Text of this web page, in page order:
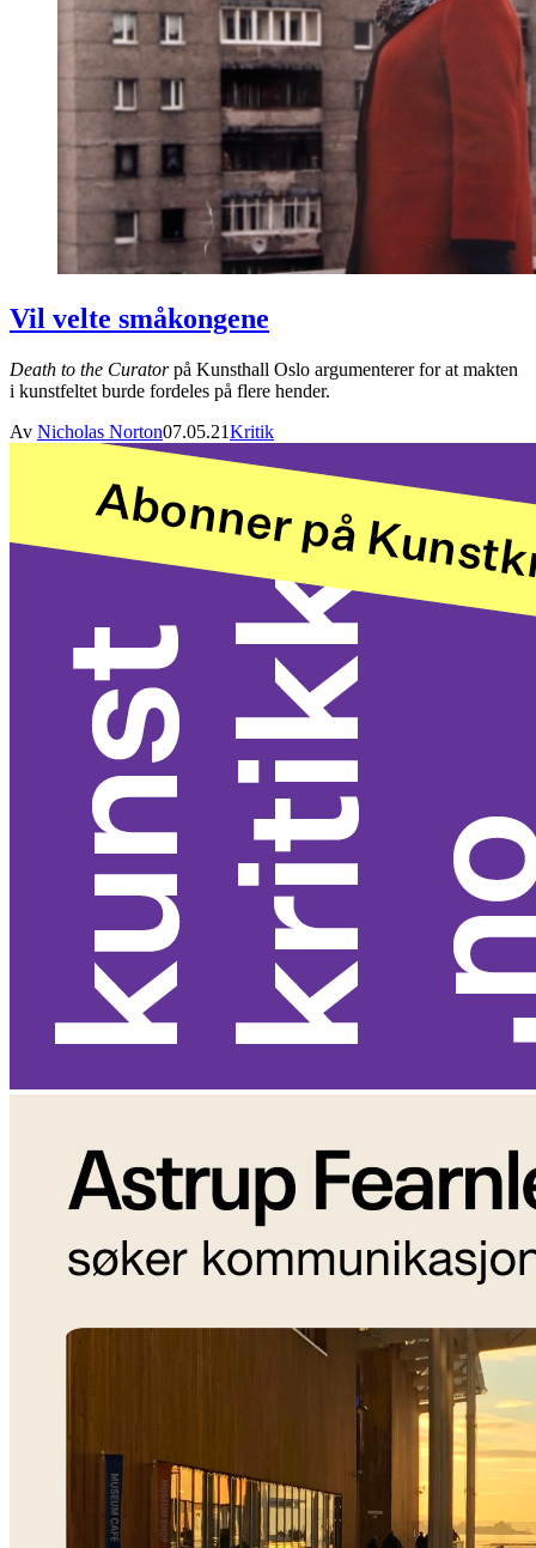
Vil velte småkongene
Death to the Curatorpå Kunsthall Oslo argumenterer for at makten
i kunstfeltet burde fordeles på flere hender.
Av Nicholas Norton07.05.21Kritik